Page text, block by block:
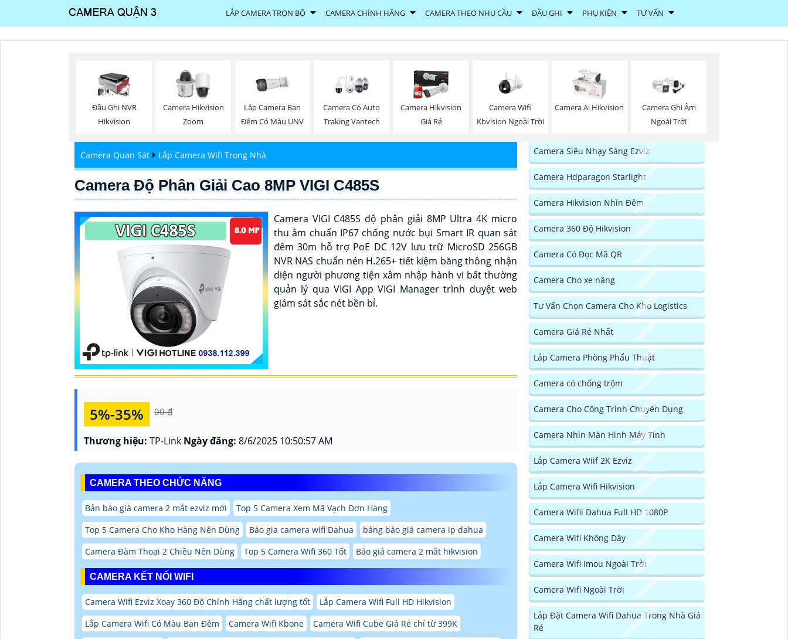
LẮP CAMERA TRỌN BỘ CAMERA CHÍNH HÃNG CAMERA THEO NHU CẦU ĐẦU GHI PHỤ KIỆN TƯ VẤN
Đầu Ghi NVR
Hikvision
Camera Hikvision
Zoom
Lắp Camera Ban
Đêm Có Màu UNV
Camera Có Auto
Traking Vantech
Camera Hikvision
Giá Rẻ
Camera Wifi
Kbvision Ngoài Trời
Camera Ai Hikvision
Camera Ghi Âm
Ngoài Trời
Camera Quan Sát Lắp Camera Wifi Trong Nhà
Camera Độ Phân Giải Cao 8MP VIGI C485S
Camera VIGI C485S độ phân giải 8MP Ultra 4K micro
thu âm chuẩn IP67 chống nước bụi Smart IR quan sát
đêm 30m hỗ trợ PoE DC 12V lưu trữ MicroSD 256GB
NVR NAS chuẩn nén H.265+ tiết kiệm băng thông nhận
diện người phương tiện xâm nhập hành vi bất thường
quản lý qua VIGI App VIGI Manager trình duyệt web
giám sát sắc nét bền bỉ.
5%-35% 00 ₫
Thương hiệu: TP-Link Ngày đăng: 8/6/2025 10:50:57 AM
CAMERA THEO CHỨC NĂNG
Bản báo giá camera 2 mắt ezviz mới
Top 5 Camera Xem Mã Vạch Đơn Hàng
Top 5 Camera Cho Kho Hàng Nên Dùng
Báo gia camera wifi Dahua
bảng báo giá camera ip dahua
Camera Đàm Thoại 2 Chiều Nên Dùng
Top 5 Camera Wifi 360 Tốt Báo giá camera 2 mắt hikvision
CAMERA KẾT NỐI WIFI
Camera Wifi Ezviz Xoay 360 Độ Chính Hãng chất lượng tốt
Lắp Camera Wifi Full HD Hikvision
Lắp Camera Wifi Có Màu Ban Đêm
Camera Wifi Kbone
Camera Wifi Cube Giá Rẻ chỉ từ 399K
Camera Siêu Nhạy Sáng Ezviz
Camera Hdparagon Starlight
Camera Hikvision Nhìn Đêm
Camera 360 Độ Hikvision
Camera Có Đọc Mã QR
Camera Cho xe nâng
Tư Vấn Chọn Camera Cho Kho Logistics
Camera Giá Rẻ Nhất
Lắp Camera Phòng Phẩu Thuật
Camera có chống trộm
Camera Cho Công Trình Chuyên Dụng
Camera Nhìn Màn Hình Máy Tính
Lắp Camera Wiif 2K Ezviz
Lắp Camera Wifi Hikvision
Camera Wifii Dahua Full HD 1080P
Camera Wifi Không Dây
Camera Wifi Imou Ngoài Trời
Camera Wifi Ngoài Trời
Lắp Đặt Camera Wifi Dahua Trong Nhà Giá
Rẻ